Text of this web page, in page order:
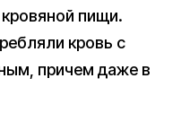
пищи.
кровь с
причем даже в